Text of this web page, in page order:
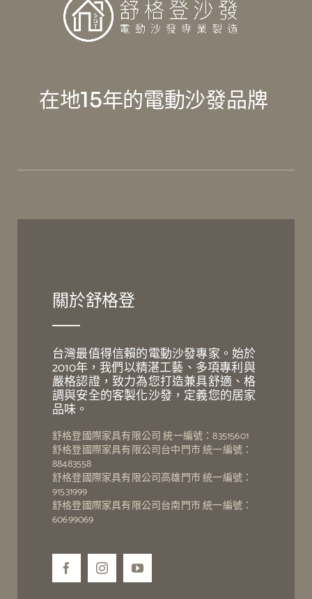
在地15年的電動沙發品牌
關於舒格登
台灣最值得信賴的電動沙發專家。始於
2010年，我們以精湛工藝、多項專利與
嚴格認證，致力為您打造兼具舒適、格
調與安全的客製化沙發，定義您的居家
品味。
舒格登國際家具有限公司 統一編號：83515601
舒格登國際家具有限公司台中門市 統一編號：
88483558
舒格登國際家具有限公司高雄門市 統一編號：
91531999
舒格登國際家具有限公司台南門市 統一編號：
60699069